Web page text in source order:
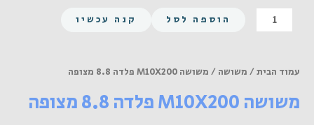
כמות
של
M10X200
8.8
הוספה לסל קנה עכשיו
עמוד הבית/ משושה / משושה M10X200 פלדה 8.8 מצופה
משושה M10X200 פלדה 8.8 מצופה